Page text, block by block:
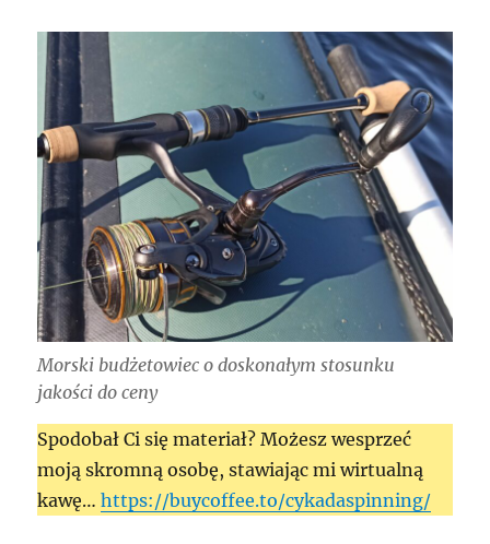
Morski budżetowiec o doskonałym stosunku
jakości do ceny
Spodobał Ci się materiał? Możesz wesprzeć
moją skromną osobę, stawiając mi wirtualną
kawę…https://buycoffee.to/cykadaspinning/